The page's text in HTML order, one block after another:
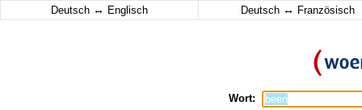
Deutsch ↔ Englisch Deutsch ↔ Französisch
Wort: